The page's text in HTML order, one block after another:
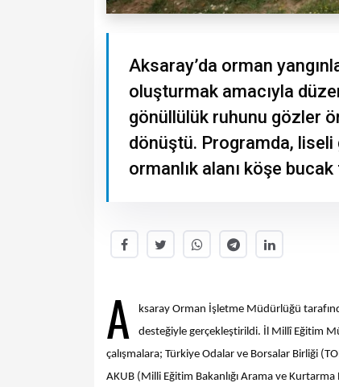
Aksaray’da orman
oluşturmak amacıyla
gönüllülük ruhunu gözler
dönüştü. Programda,
ormanlık alanı köşe
A
ksaray Orman İşletme Müdürlüğü
desteğiyle gerçekleştirildi. İl Millî Eğitim
çalışmalara; Türkiye Odalar ve Borsalar Birliği
AKUB (Milli Eğitim Bakanlığı Arama ve